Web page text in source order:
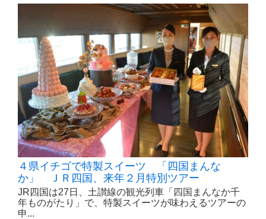
４県イチゴで特製スイーツ 「四国まんな
か」 ＪＲ四国、来年２月特別ツアー
JR四国は27日、土讃線の観光列車「四国まんなか千
年ものがたり」で、特製スイーツが味わえるツアーの
申...